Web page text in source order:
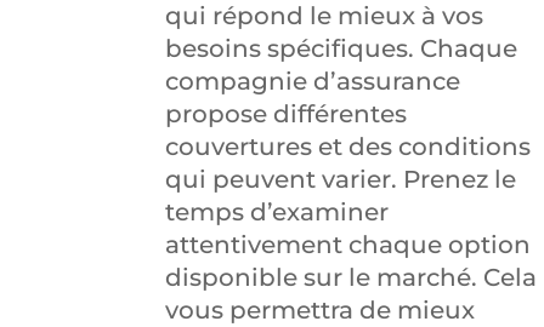
qui répond le mieux à vos
besoins spécifiques. Chaque
compagnie d’assurance
propose différentes
couvertures et des conditions
qui peuvent varier. Prenez le
temps d’examiner
attentivement chaque option
disponible sur le marché. Cela
vous permettra de mieux